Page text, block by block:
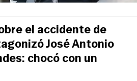
el accidente de
José Antonio
chocó con un